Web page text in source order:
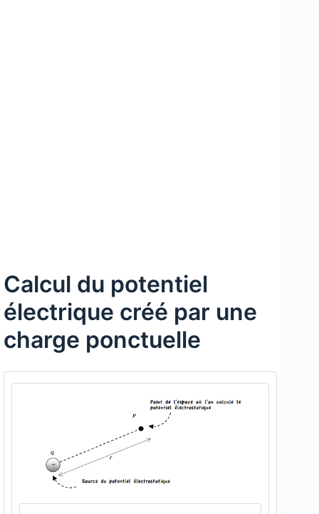
Calcul du potentiel
électrique créé par une
charge ponctuelle